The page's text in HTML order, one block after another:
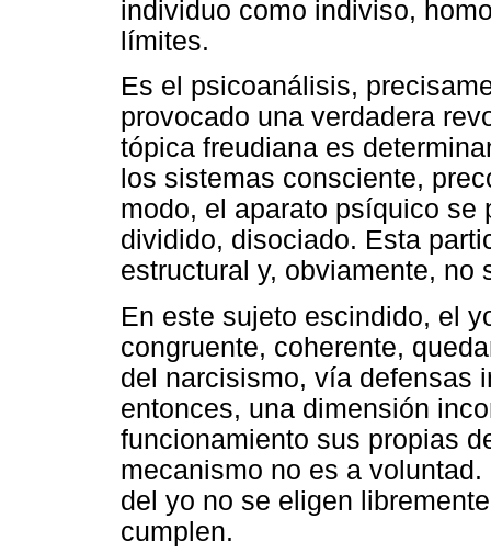
individuo como indiviso,
límites.
Es el psicoanálisis,
provocado una verdadera
tópica freudiana es
los sistemas consciente,
modo, el aparato psíquico se
dividido, disociado. Esta
estructural y, obviamente, no
En este sujeto escindido, el
congruente, coherente,
del narcisismo, vía defensas
entonces, una dimensión
funcionamiento sus propias
mecanismo no es a
del yo no se eligen
cumplen.